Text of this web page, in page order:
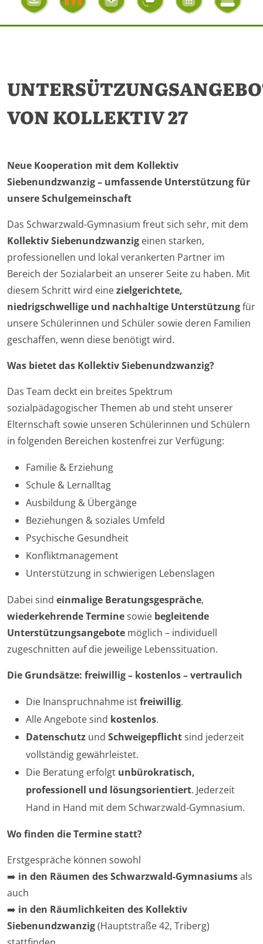
VON KOLLEKTIV 27
Neue Kooperation mit dem Kollektiv
Siebenundzwanzig – umfassende Unterstützung für
unsere Schulgemeinschaft
Das Schwarzwald-Gymnasium freut sich sehr, mit dem
Kollektiv Siebenundzwanzig einen starken,
professionellen und lokal verankerten Partner im
Bereich der Sozialarbeit an unserer Seite zu haben. Mit
diesem Schritt wird einezielgerichtete,
niedrigschwellige und nachhaltige Unterstützungfür
unsere Schülerinnen und Schüler sowie deren Familien
geschaffen, wenn diese benötigt wird.
Was bietet das Kollektiv Siebenundzwanzig?
Das Team deckt ein breites Spektrum
sozialpädagogischer Themen ab und steht unserer
Elternschaft sowie unseren Schülerinnen und Schülern
in folgenden Bereichen kostenfrei zur Verfügung:
Familie & Erziehung
Schule & Lernalltag
Ausbildung & Übergänge
Beziehungen & soziales Umfeld
Psychische Gesundheit
Konfliktmanagement
Unterstützung in schwierigen Lebenslagen
Dabei sind einmalige Beratungsgespräche,
wiederkehrende Terminesowie begleitende
Unterstützungsangebote möglich – individuell
zugeschnitten auf die jeweilige Lebenssituation.
Die Grundsätze: freiwillig – kostenlos – vertraulich
Die Inanspruchnahme istfreiwillig.
Alle Angebote sind kostenlos.
Datenschutz und Schweigepflichtsind jederzeit
vollständig gewährleistet.
Die Beratung erfolgt unbürokratisch,
professionell und lösungsorientiert. Jederzeit
Hand in Hand mit dem Schwarzwald-Gymnasium.
Wo finden die Termine statt?
Erstgespräche können sowohl
➡️ in den Räumen des Schwarzwald-Gymnasiumsals
auch
➡️ in den Räumlichkeiten des Kollektiv
Siebenundzwanzig(Hauptstraße 42, Triberg)